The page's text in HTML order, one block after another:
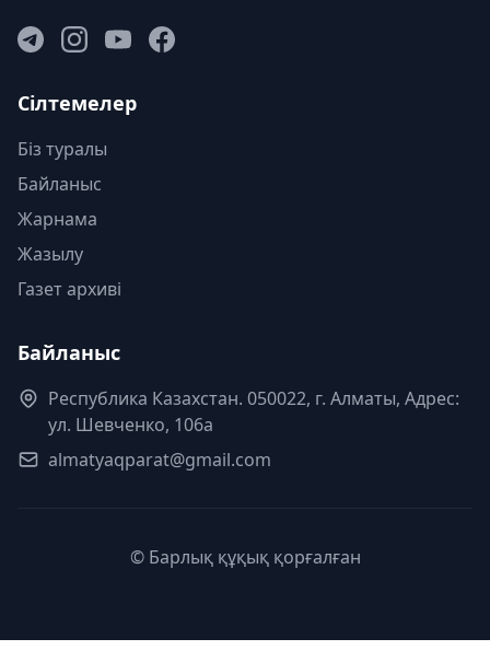
Сілтемелер
Біз туралы
Байланыс
Жарнама
Жазылу
Газет архиві
Байланыс
Республика Казахстан. 050022, г. Алматы, Адрес:
ул. Шевченко, 106а
almatyaqparat@gmail.com
© Барлық құқық қорғалған